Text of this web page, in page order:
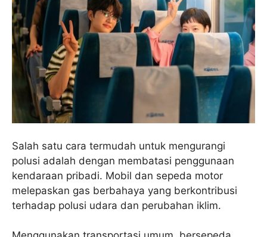
Salah satu cara termudah untuk mengurangi
polusi adalah dengan membatasi penggunaan
kendaraan pribadi. Mobil dan sepeda motor
melepaskan gas berbahaya yang berkontribusi
terhadap polusi udara dan perubahan iklim.